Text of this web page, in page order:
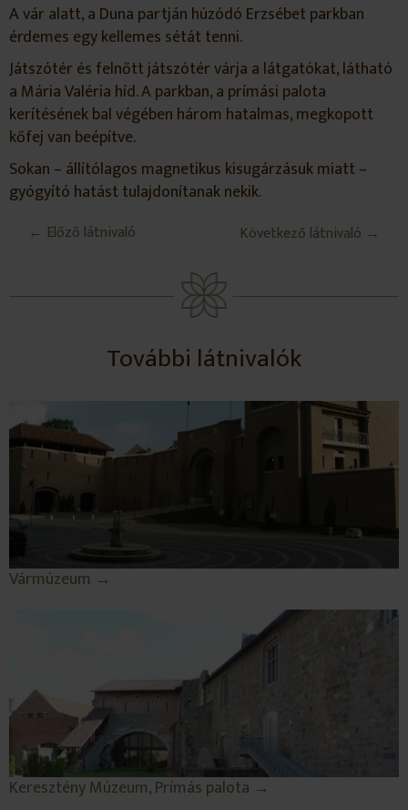
A vár alatt, a Duna partján húzódó Erzsébet parkban
érdemes egy kellemes sétát tenni.
Játszótér és felnőtt játszótér várja a látgatókat, látható
a Mária Valéria híd. A parkban, a prímási palota
kerítésének bal végében három hatalmas, megkopott
kőfej van beépítve.
Sokan – állítólagos magnetikus kisugárzásuk miatt –
gyógyító hatást tulajdonítanak nekik.
← Előző látnivaló Következő látnivaló →
További látnivalók
Vármúzeum →
Keresztény Múzeum, Prímás palota →